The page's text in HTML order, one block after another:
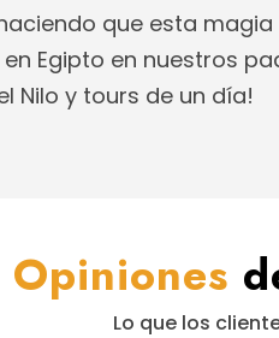
que esta
Egipto en nuestros
Nilo y tours de un día!
Opiniones
Lo que los